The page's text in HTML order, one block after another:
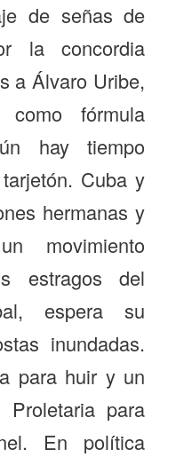
de señas de
la concordia
a Álvaro Uribe,
fórmula
hay tiempo
Cuba y
hermanas y
movimiento
estragos del
espera su
inundadas.
para huir y un
Proletaria para
En política